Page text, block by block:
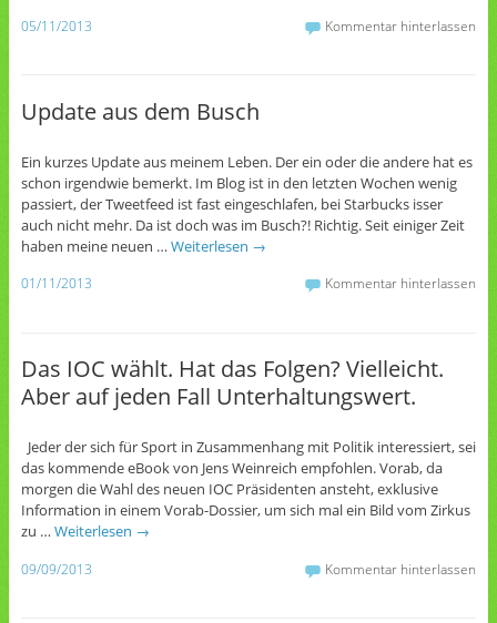
05/11/2013 Kommentar hinterlassen
Update aus dem Busch
Ein kurzes Update aus meinem Leben. Der ein oder die andere hat es
schon irgendwie bemerkt. Im Blog ist in den letzten Wochen wenig
passiert, der Tweetfeed ist fast eingeschlafen, bei Starbucks isser
auch nicht mehr. Da ist doch was im Busch?! Richtig. Seit einiger Zeit
haben meine neuen … Weiterlesen →
01/11/2013 Kommentar hinterlassen
Das IOC wählt. Hat das Folgen? Vielleicht.
Aber auf jeden Fall Unterhaltungswert.
Jeder der sich für Sport in Zusammenhang mit Politik interessiert, sei
das kommende eBook von Jens Weinreich empfohlen. Vorab, da
morgen die Wahl des neuen IOC Präsidenten ansteht, exklusive
Information in einem Vorab-Dossier, um sich mal ein Bild vom Zirkus
zu … Weiterlesen →
09/09/2013 Kommentar hinterlassen